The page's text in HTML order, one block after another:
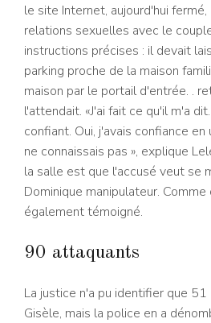
le site Internet, aujourd'hui
relations sexuelles avec le
instructions précises : il devait
parking proche de la maison
maison par le portail d'entrée. .
l'attendait. «J'ai fait ce qu'il m'a
confiant. Oui, j'avais confiance
ne connaissais pas », explique
la salle est que l'accusé veut se
Dominique manipulateur.
également témoigné.
90 attaquants
La justice n'a pu identifier que
Gisèle, mais la police en a